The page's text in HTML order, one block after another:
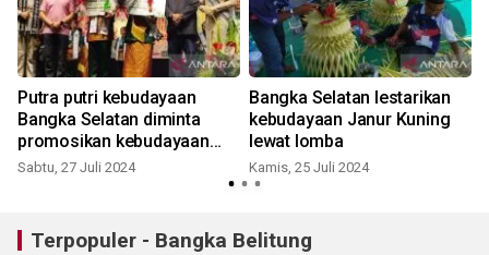
Putra putri kebudayaan
Bangka Selatan diminta
promosikan kebudayaan
daerah
Sabtu, 27 Juli 2024
Bangka Selatan lestarikan
kebudayaan Janur Kuning
lewat lomba
Kamis, 25 Juli 2024
Terpopuler - Bangka Belitung